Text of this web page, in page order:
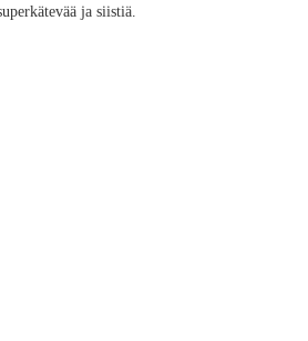
ja siistiä.